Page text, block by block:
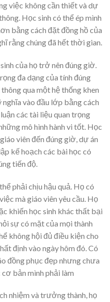
việc không cần thiết và dự
Học sinh có thể ép mình
bằng cách đặt đồng hồ của
rằng chúng đã hết thời gian.
của họ trở nên đúng giờ.
đa dạng của tính đúng
qua một hệ thống khen
vào đầu lớp bằng cách
các tài liệu quan trọng
mô hình hành vi tốt. Học
viên đến đúng giờ, dự án
kế hoạch các bài học có
tiến độ.
phải chịu hậu quả. Họ có
mà giáo viên yêu cầu. Họ
khiến học sinh khác thất bại
sự có mặt của mọi thành
không hội đủ điều kiện cho
định vào ngày hôm đó. Có
đồng phục đẹp nhưng chưa
bản mình phải làm
nhiệm và trưởng thành, họ